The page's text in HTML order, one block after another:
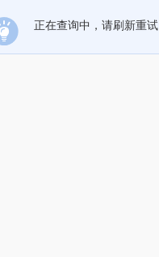
正在查询中，请刷新重试